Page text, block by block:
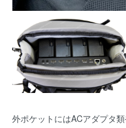
外ポケットにはACアダプタ